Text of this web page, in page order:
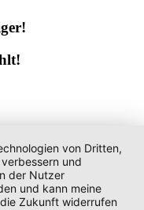
von Dritten,
und
der Nutzer
und kann meine
Zukunft widerrufen